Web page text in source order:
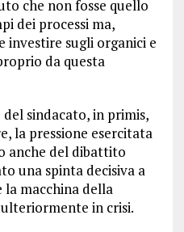
che non fosse quello
dei processi ma,
investire sugli organici e
da questa
del sindacato, in primis,
la pressione esercitata
anche del dibattito
una spinta decisiva a
la macchina della
in crisi.